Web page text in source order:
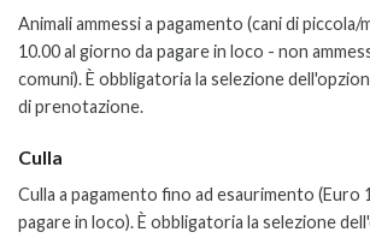
Animali ammessi a pagamento (cani di piccola/
10.00 al giorno da pagare in loco - non
comuni). È obbligatoria la selezione
di prenotazione.
Culla
Culla a pagamento fino ad esaurimento (Euro
pagare in loco). È obbligatoria la selezione